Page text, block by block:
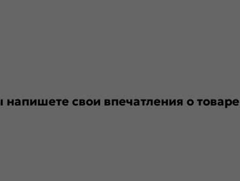
свои впечатления о товаре